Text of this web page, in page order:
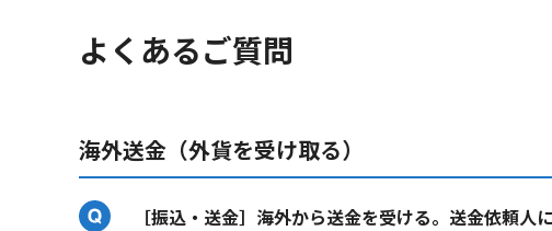
よくあるご質問
海外送金（外貨を受け取る）
［振込・送金］海外から送金を受ける。送金依頼人